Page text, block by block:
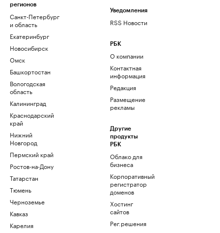
регионов
Санкт-Петербург
и область
Екатеринбург
Новосибирск
Омск
Башкортостан
Вологодская
область
Калининград
Краснодарский
край
Нижний
Новгород
Пермский край
Ростов-на-Дону
Татарстан
Тюмень
Черноземье
Кавказ
Карелия
Уведомления
RSS Новости
РБК
О компании
Контактная
информация
Редакция
Размещение
рекламы
Другие
продукты
РБК
Облако для
бизнеса
Корпоративный
регистратор
доменов
Хостинг
сайтов
Рег.решения